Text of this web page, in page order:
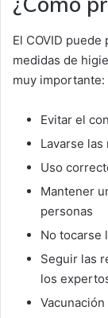
El COVID
medidas de
muy importante:
Evitar el
Lavarse
Uso
Mantener
personas
No tocarse
Seguir las
los
Vacunación